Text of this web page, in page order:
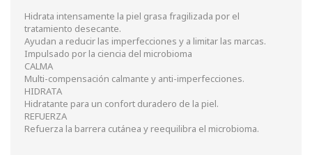
óptica
Líquidos Lentillas
Colirios
Complementos Alimentarios.
Ortopedia - Accesorios
Movilidad
Vida Diaria
Miembro Superior
Tronco
Miembro Inferior
Hidrata intensamente la piel grasa fragilizada por el
tratamiento desecante.
Ayudan a reducir las imperfecciones y a limitar las marcas.
Impulsado por la ciencia del microbioma
CALMA
Multi-compensación calmante y anti-imperfecciones.
HIDRATA
Hidratante para un confort duradero de la piel.
REFUERZA
Refuerza la barrera cutánea y reequilibra el microbioma.